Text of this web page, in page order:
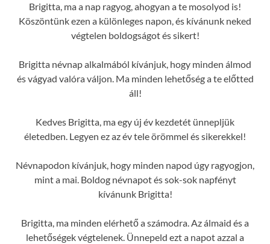
Brigitta, ma a nap ragyog, ahogyan a te mosolyod is!
Köszöntünk ezen a különleges napon, és kívánunk neked
végtelen boldogságot és sikert!
Brigitta névnap alkalmából kívánjuk, hogy minden álmod
és vágyad valóra váljon. Ma minden lehetőség a te előtted
áll!
Kedves Brigitta, ma egy új év kezdetét ünnepljük
életedben. Legyen ez az év tele örömmel és sikerekkel!
Névnapodon kívánjuk, hogy minden napod úgy ragyogjon,
mint a mai. Boldog névnapot és sok-sok napfényt
kívánunk Brigitta!
Brigitta, ma minden elérhető a számodra. Az álmaid és a
lehetőségek végtelenek. Ünnepeld ezt a napot azzal a